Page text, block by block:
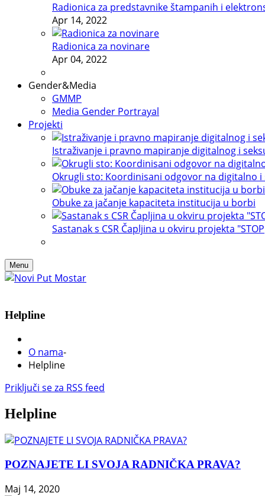
Radionica za predstavnike štampanih i
Apr 14, 2022
Radionica za novinare
Apr 04, 2022
Gender&Media
GMMP
Media Gender Portrayal
Projekti
Istraživanje i pravno mapiranje digitalnog i
Okrugli sto: Koordinisani odgovor na digitalno i
Obuke za jačanje kapaciteta institucija u borbi
Sastanak s CSR Čapljina u okviru projekta "STOP
Menu
Helpline
O nama-
Helpline
Priključi se za RSS feed
Helpline
POZNAJETE LI SVOJA RADNIČKA PRAVA?
Maj 14, 2020